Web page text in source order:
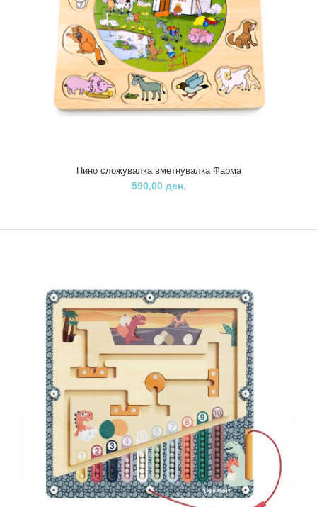
Дидактичка мини 3D слагалица која нуди многу можности. Низ
разни активности како комбинирање на елем..
Пино мини 3Д слагалица
480,00 ден.
Пино сложувалка вметнувалка Фарма
590,00 ден.